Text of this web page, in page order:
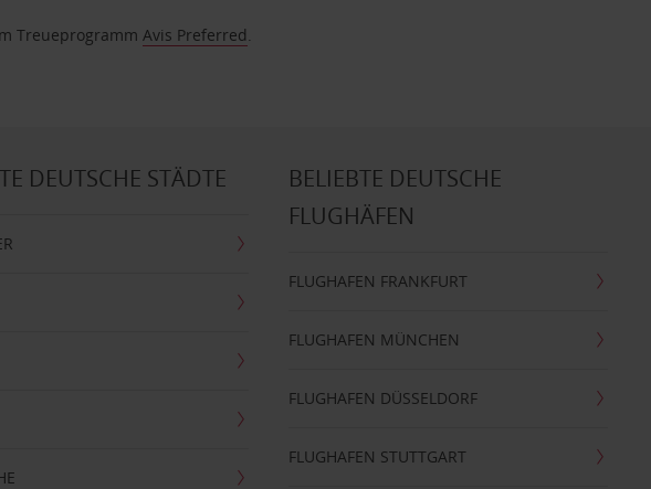
TreueprogrammAvis Preferred.
DEUTSCHE STÄDTE
BELIEBTE DEUTSCHE
FLUGHÄFEN
FLUGHAFEN FRANKFURT
FLUGHAFEN MÜNCHEN
FLUGHAFEN DÜSSELDORF
FLUGHAFEN STUTTGART